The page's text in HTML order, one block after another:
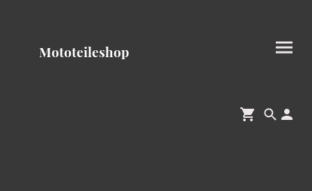
Mototeileshop